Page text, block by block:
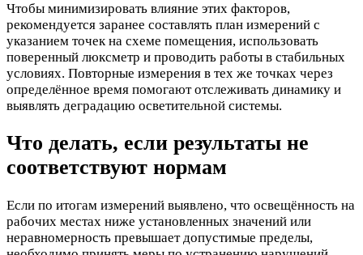
Чтобы минимизировать влияние этих факторов,
рекомендуется заранее составлять план измерений с
указанием точек на схеме помещения, использовать
поверенный люксметр и проводить работы в стабильных
условиях. Повторные измерения в тех же точках через
определённое время помогают отслеживать динамику и
выявлять деградацию осветительной системы.
Что делать, если результаты не
соответствуют нормам
Если по итогам измерений выявлено, что освещённость на
рабочих местах ниже установленных значений или
неравномерность превышает допустимые пределы,